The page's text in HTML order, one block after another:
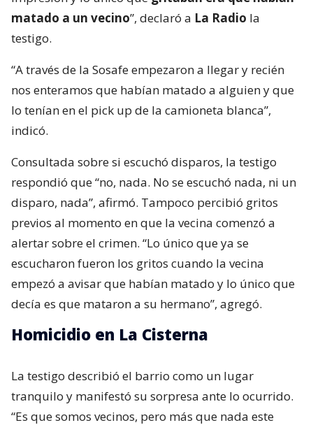
matado a un vecino”, declaró a La Radio la
testigo.
“A través de la Sosafe empezaron a llegar y recién
nos enteramos que habían matado a alguien y que
lo tenían en el pick up de la camioneta blanca”,
indicó.
Consultada sobre si escuchó disparos, la testigo
respondió que “no, nada. No se escuchó nada, ni un
disparo, nada”, afirmó. Tampoco percibió gritos
previos al momento en que la vecina comenzó a
alertar sobre el crimen. “Lo único que ya se
escucharon fueron los gritos cuando la vecina
empezó a avisar que habían matado y lo único que
decía es que mataron a su hermano”, agregó.
Homicidio en La Cisterna
La testigo describió el barrio como un lugar
tranquilo y manifestó su sorpresa ante lo ocurrido.
“Es que somos vecinos, pero más que nada este